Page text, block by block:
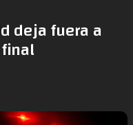
deja fuera a